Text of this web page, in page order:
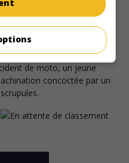
,Jean-Pierre Bisson. En
de moto, un jeune
concoctée par un